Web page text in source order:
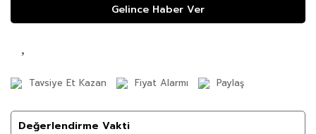
Gelince Haber Ver
Tavsiye Et Kazan Fiyat Alarmı Paylaş
Değerlendirme Vakti